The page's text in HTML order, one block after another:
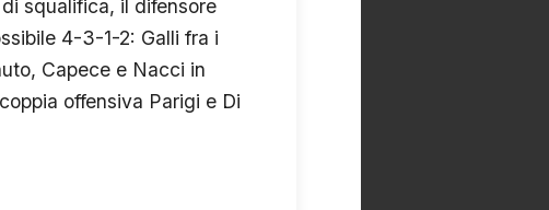
squalifica, il difensore
4-3-1-2: Galli fra i
Capece e Nacci in
offensiva Parigi e Di